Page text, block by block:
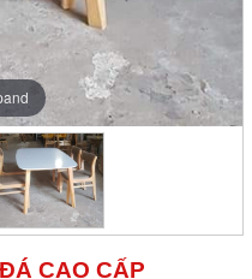
CAO CẤP